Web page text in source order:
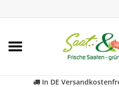
Startseite
In DE